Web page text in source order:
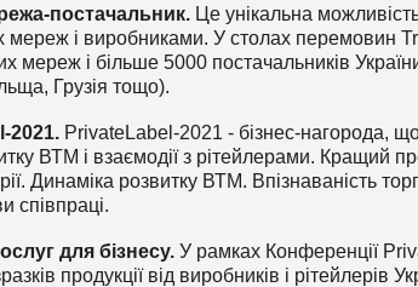
постачальник. Це унікальна
мереж і виробниками. У столах перемовин
мереж і більше 5000 постачальників
Грузія тощо).
2021. PrivateLabel-2021 - бізнес-нагорода,
ВТМ і взаємодії з рітейлерами. Кращий
Динаміка розвитку ВТМ. Впізнаваність
співпраці.
для бізнесу. У рамках Конференції
продукції від виробників і рітейлерів